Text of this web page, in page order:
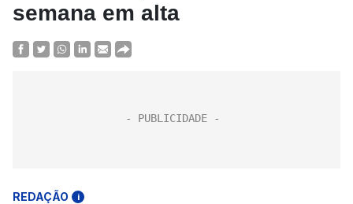
semana em alta
REDAÇÃO i